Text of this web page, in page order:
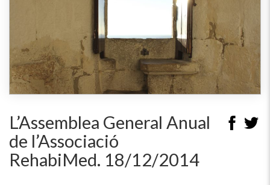
L’Assemblea General Anual
de l’Associació
RehabiMed. 18/12/2014